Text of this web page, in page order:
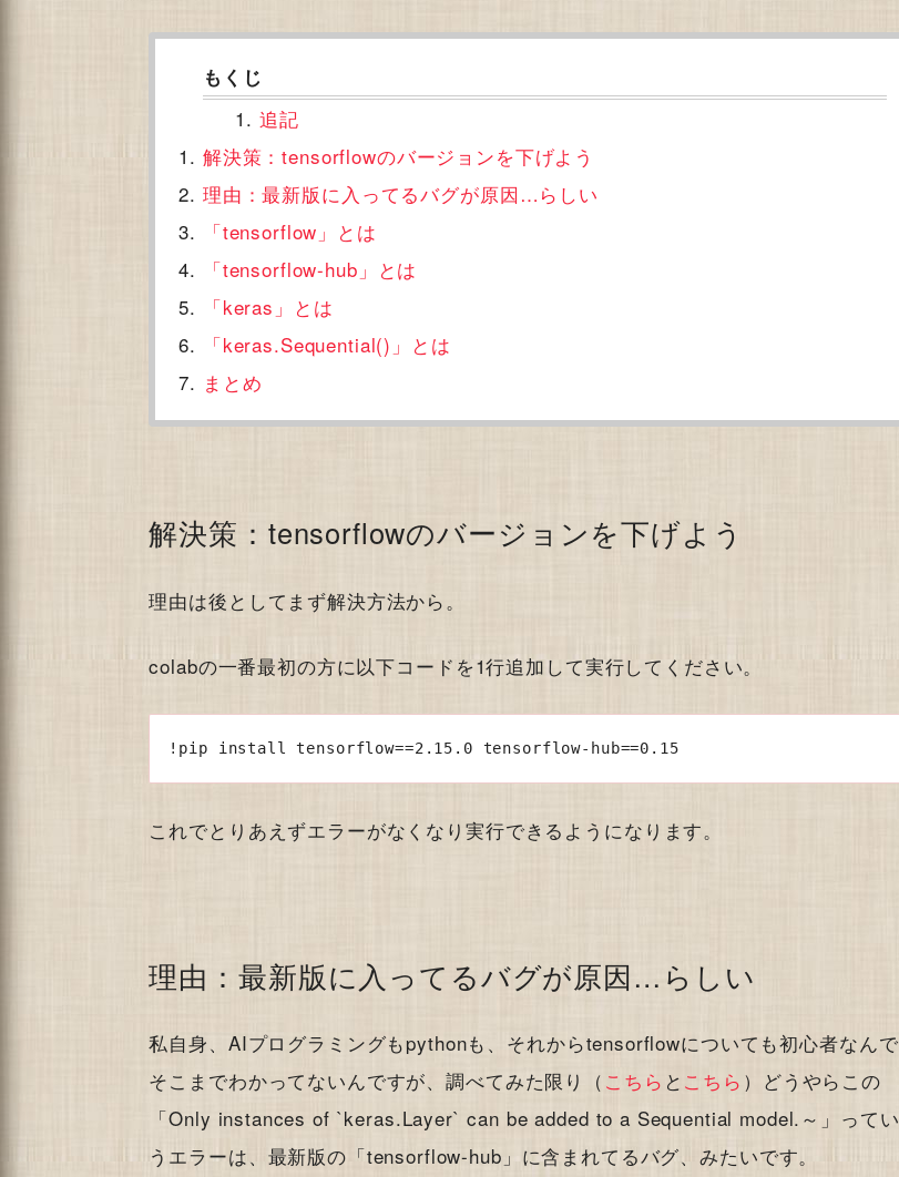
追記
解決策：tensorflowのバージョンを下げよう
理由：最新版に入ってるバグが原因…らしい
「tensorflow」とは
「tensorflow-hub」とは
「keras」とは
「keras.Sequential()」とは
まとめ
解決策：tensorflowのバージョンを下げよう
理由は後としてまず解決方法から。
colabの一番最初の方に以下コードを1行追加して実行してください。
!pip install tensorflow==2.15.0 tensorflow-hub==0.15
これでとりあえずエラーがなくなり実行できるようになります。
理由：最新版に入ってるバグが原因…らしい
私自身、AIプログラミングもpythonも、それからtensorflowについても初心者なんで
そこまでわかってないんですが、調べてみた限り（ こちら と こちら ）どうやらこの
「Only instances of `keras.Layer` can be added to a Sequential model.～」ってい
うエラーは、最新版の「tensorflow-hub」に含まれてるバグ、みたいです。